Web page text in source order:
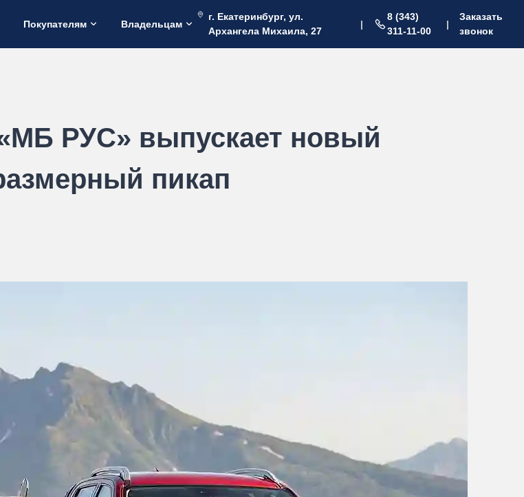
Покупателям Владельцам
г. Екатеринбург, ул.
Архангела Михаила, 27
|
8 (343)
311-11-00
|
Заказать
звонок
РУС» выпускает новый
пикап